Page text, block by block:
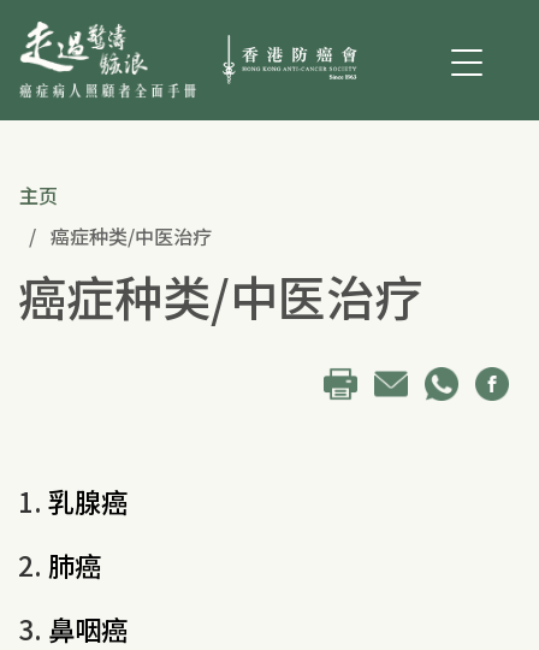
主页
癌症种类/中医治疗
癌症种类/中医治疗
1. 乳腺癌
2. 肺癌
3. 鼻咽癌